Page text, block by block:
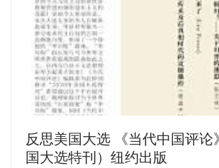
反思美国大选 《当代中国评论
国大选特刊）纽约出版